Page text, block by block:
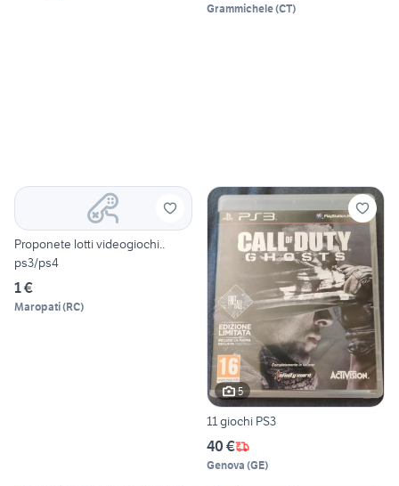
Grammichele(CT)
Proponete lotti videogiochi..
ps3/ps4
1 €
Maropati(RC)
5
11 giochi PS3
40 €
Genova (GE)